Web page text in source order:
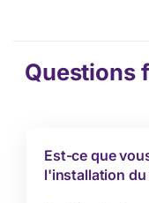
Questions
Est-ce que
l'installation du